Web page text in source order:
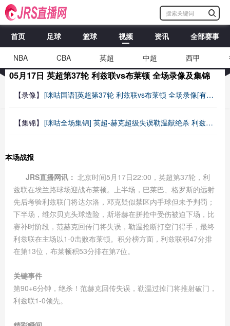
首页 足球 篮球 视频 资讯 全部赛事
NBA CBA 英超 中超 西甲
05月17日 英超第37轮 利兹联vs布莱顿 全场录像及集锦
【录像】 [咪咕国语]英超第37轮 利兹联vs布莱顿 全场录像[有比分]
【集锦】 [咪咕全场集锦] 英超-赫克超级失误勒温献绝杀 利兹联1-0布莱顿
本场战报
JRS直播网讯： 北京时间5月17日22:00，英超第37轮，利
兹联在埃兰路球场迎战布莱顿。上半场，巴莱巴、格罗斯的远射
先后考验利兹联门将达尔洛，邓克疑似禁区内手球但未予判罚；
下半场，维尔贝克头球造险，斯塔赫在拼抢中受伤被迫下场，比
赛补时阶段，范赫克回传门将失误，勒温抢断打空门得手，最终
利兹联在主场以1-0击败布莱顿。积分榜方面，利兹联积47分排
在第13位，布莱顿积53分排在第7位。
关键事件
第90+6分钟，绝杀！范赫克回传失误，勒温过掉门将推射破门，
利兹联1-0领先。